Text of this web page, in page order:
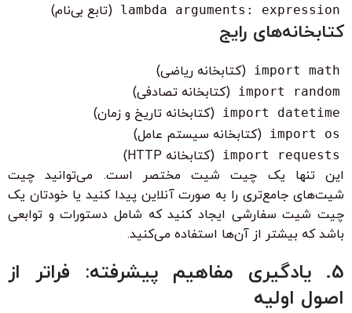
lambda arguments: expression (تابع بی‌نام)
کتابخانه‌های رایج
import math (کتابخانه ریاضی)
import random (کتابخانه تصادفی)
import datetime (کتابخانه تاریخ و زمان)
import os (کتابخانه سیستم عامل)
import requests
(کتابخانه HTTP)
این تنها یک چیت شیت مختصر است. می‌توانید چیت
شیت‌های جامع‌تری را به صورت آنلاین پیدا کنید یا خودتان یک
چیت شیت سفارشی ایجاد کنید که شامل دستورات و توابعی
باشد که بیشتر از آن‌ها استفاده می‌کنید.
5. یادگیری مفاهیم پیشرفته: فراتر از
اصول اولیه